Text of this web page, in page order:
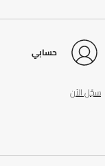
حسابي
سجّل الآن